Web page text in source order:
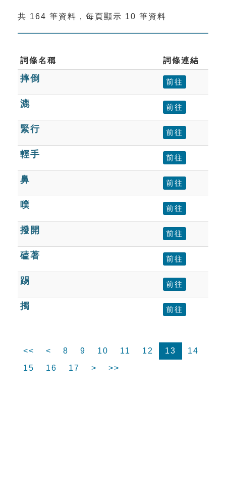
索引選單
單字索引
生命大百科索引
遊戲專區
教學應用
貓頭鷹博士
共 164 筆資料，每頁顯示 10 筆資料
詞條名稱 詞條連結
摔倒 前往
漉 前往
緊行 前往
輕手 前往
鼻 前往
噗 前往
撥開 前往
磕著 前往
踢 前往
擉 前往
<< < 8 9 10 11 12 13
14
15
16 17 > >>